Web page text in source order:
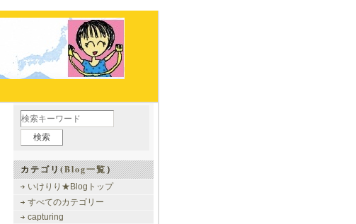
カテゴリ(Blog一覧）
いけりり★Blogトップ
すべてのカテゴリー
capturing